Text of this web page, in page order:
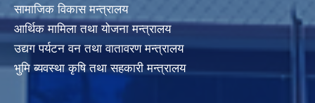
सामाजिक विकास मन्त्रालय
आर्थिक मामिला तथा योजना मन्त्रालय
उद्यग पर्यटन वन तथा वातावरण मन्त्रालय
भुमि ब्यवस्था कृषि तथा सहकारी मन्त्रालय